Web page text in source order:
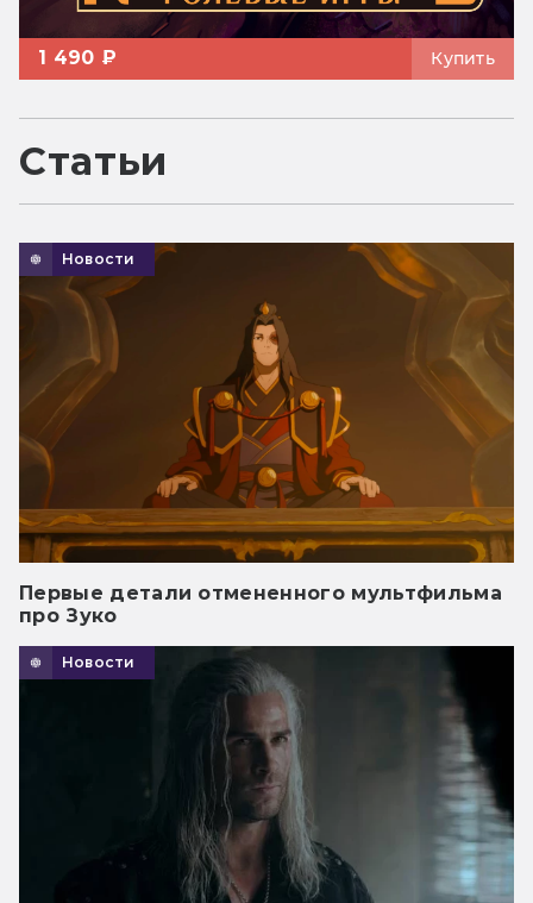
1 490 ₽ Купить
Статьи
Новости
Первые детали отмененного мультфильма
про Зуко
Новости